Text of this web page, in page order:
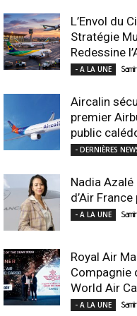
L’Envol du
Stratégie
Redessine
- A LA UNE
Aircalin
premier
public
- DERNIÈRES
Nadia
d’Air
- A LA UNE
Royal Air
Compagnie
World Air
- A LA UNE